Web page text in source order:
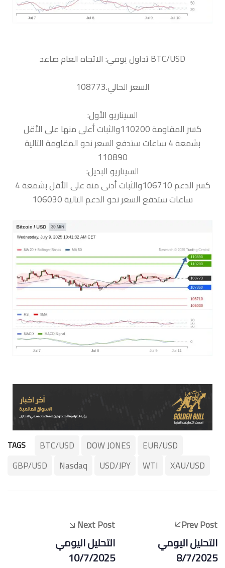
السعر الحالي.108773
السيناريو الأول:
كسر المقاومة 110200والثبات أعلى منها على الأقل
بشمعة 4 ساعات ستدفع السعر نحو المقاومة التالية
110890
السيناريو البديل:
كسر الدعم 106710والثبات أدنى منه على الأقل بشمعة 4
ساعات ستدفع السعر نحو الدعم التالية 106030
TAGS BTC/USD DOW JONES
EUR/USD
GBP/USD
Nasdaq USD/JPY WTI XAU/USD
Prev Post
التحليل اليومي
8/7/2025
Next Post
التحليل اليومي
10/7/2025